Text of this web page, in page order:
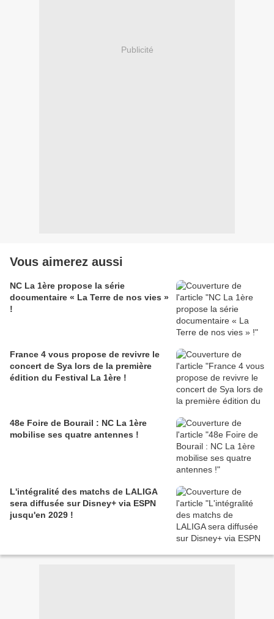
Publicité
Vous aimerez aussi
NC La 1ère propose la série
documentaire « La Terre de nos vies »
!
France 4 vous propose de revivre le
concert de Sya lors de la première
édition du Festival La 1ère !
48e Foire de Bourail : NC La 1ère
mobilise ses quatre antennes !
L'intégralité des matchs de LALIGA
sera diffusée sur Disney+ via ESPN
jusqu'en 2029 !